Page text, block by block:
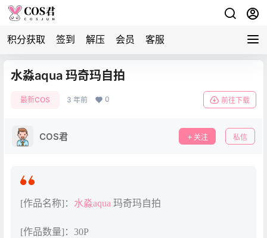
积分获取 签到 解压 会员 客服
水淼aqua 玛奇玛自拍
最新COS 3 年前 0 前往下载
COS君 关注 私信
[作品名称]： 水淼aqua 玛奇玛自拍
[作品数量]：30P